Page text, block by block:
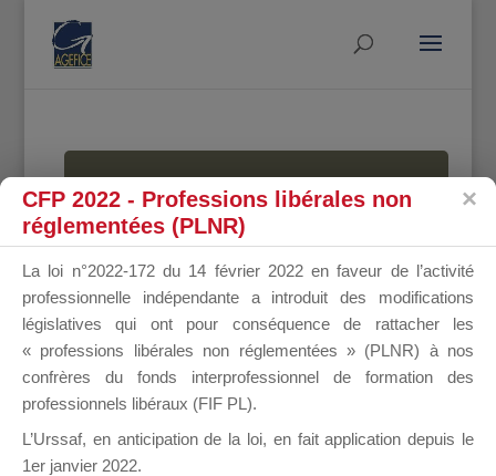
MALLETTE
DU
DIRIGEANT
CFP 2022 - Professions libérales non
réglementées (PLNR)
La loi n°2022-172 du 14 février 2022 en faveur de l’activité
professionnelle indépendante a introduit des modifications
législatives qui ont pour conséquence de rattacher les
« professions libérales non réglementées » (PLNR) à nos
confrères du fonds interprofessionnel de formation des
professionnels libéraux (FIF PL).
L’Urssaf, en anticipation de la loi, en fait application depuis le
1er janvier 2022.